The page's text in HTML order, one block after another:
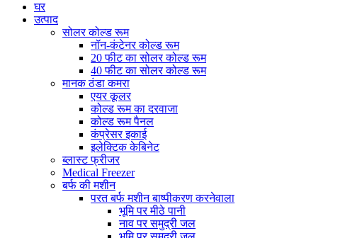
घर
उत्पाद
सोलर कोल्ड रूम
नॉन-कंटेनर कोल्ड रूम
20 फीट का सोलर कोल्ड रूम
40 फीट का सोलर कोल्ड रूम
मानक ठंडा कमरा
एयर कूलर
कोल्ड रूम का दरवाजा
कोल्ड रूम पैनल
कंप्रेसर इकाई
इलेक्टिक केबिनेट
ब्लास्ट फ्रीजर
Medical Freezer
बर्फ की मशीन
परत बर्फ मशीन बाष्पीकरण करनेवाला
भूमि पर मीठे पानी
नाव पर समुद्री जल